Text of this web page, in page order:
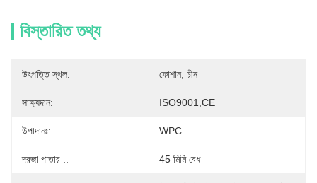
বিস্তারিত তথ্য
উৎপত্তি স্থল: ফোশান, চীন
সাক্ষ্যদান: ISO9001,CE
উপাদানঃ: WPC
দরজা পাতার :: 45 মিমি বেধ